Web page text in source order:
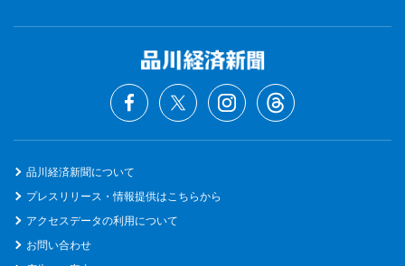
品川経済新聞について
プレスリリース・情報提供はこちらから
アクセスデータの利用について
お問い合わせ